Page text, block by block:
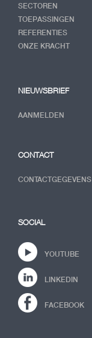
SECTOREN
TOEPASSINGEN
REFERENTIES
ONZE KRACHT
NIEUWSBRIEF
AANMELDEN
CONTACT
CONTACTGEGEVENS
SOCIAL
YOUTUBE
LINKEDIN
FACEBOOK